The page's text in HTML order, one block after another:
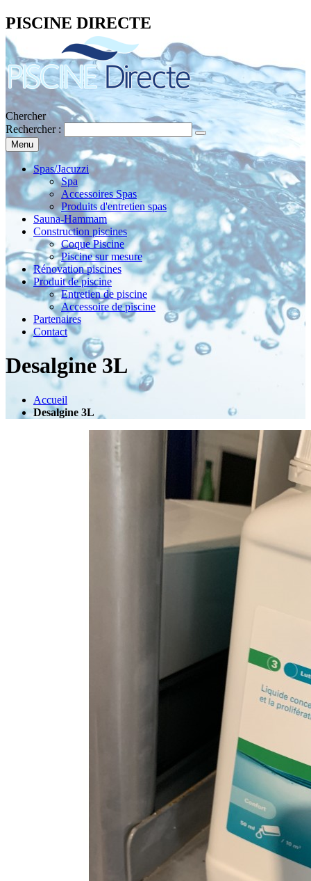
PISCINE DIRECTE
Chercher
Rechercher :
Menu
Spas/Jacuzzi
Spa
Accessoires Spas
Produits d'entretien spas
Sauna-Hammam
Construction piscines
Coque Piscine
Piscine sur mesure
Rénovation piscines
Produit de piscine
Entretien de piscine
Accessoire de piscine
Partenaires
Contact
Desalgine 3L
Accueil
Desalgine 3L